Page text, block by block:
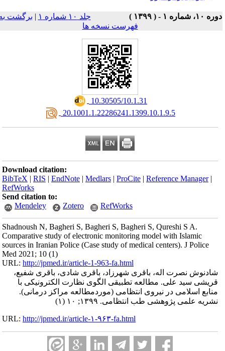
۱۰، شماره ۱ - ( ۱۳۹۹ ) جلد ۱۰ شماره ۱ | برگشت به
فهرست نسخه ها
‎ 10.30505/10.1.31
‎ 20.1001.1.22286241.1399.10.1.9.5
Download citation:
BibTeX |RIS |EndNote |Medlars |ProCite |Reference Manager
RefWorks
Send citation to:
Mendeley
Zotero RefWorks
Shadnoush N, Bagheri S, Bagheri S, Bagheri S, Qureshi S A.
Comparative study of electronic monitoring model with Islamic
sources in Iranian Police (Case study of medical centers). J Police
Med 2021; 10 (1)
URL:http://jpmed.ir/article-1-963-fa.html
شادنوش نصرت اله، باقری شهرزاد، باقری شادی، باقری شفیع،
قریشی سید علی. مطالعه تطبیقی الگوی نظارت الکترونیکی با
منابع اسلامی در نیروی انتظامی (موردمطالعه مراکز درمانی).
نشریه علمی پژوهشی طب انتظامی. ۱۳۹۹; ۱۰ (۱)
URL:http://jpmed.ir/article-۱-۹۶۳-fa.html